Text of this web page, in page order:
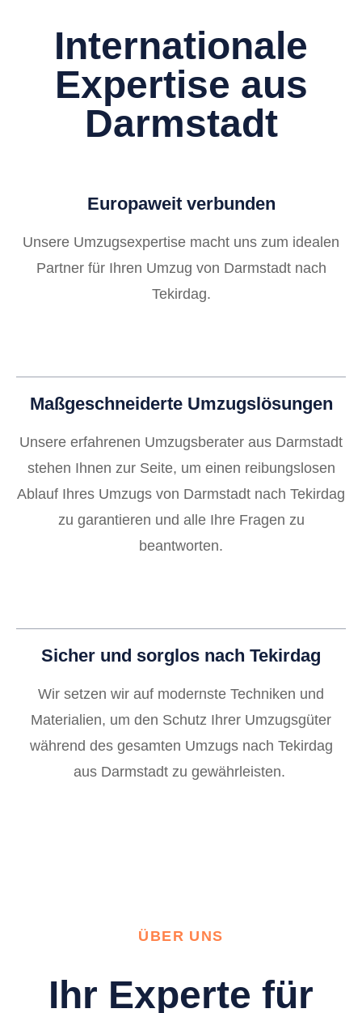
Internationale
Expertise aus
Darmstadt
Europaweit verbunden
Unsere Umzugsexpertise macht uns zum idealen
Partner für Ihren Umzug von Darmstadt nach
Tekirdag.
Maßgeschneiderte Umzugslösungen
Unsere erfahrenen Umzugsberater aus Darmstadt
stehen Ihnen zur Seite, um einen reibungslosen
Ablauf Ihres Umzugs von Darmstadt nach Tekirdag
zu garantieren und alle Ihre Fragen zu
beantworten.
Sicher und sorglos nach Tekirdag
Wir setzen wir auf modernste Techniken und
Materialien, um den Schutz Ihrer Umzugsgüter
während des gesamten Umzugs nach Tekirdag
aus Darmstadt zu gewährleisten.
ÜBER UNS
Ihr Experte für